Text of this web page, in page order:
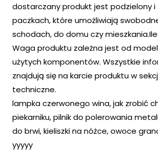
dostarczany produkt jest podzielony i
paczkach, które umożliwiają
schodach, do domu czy
Waga produktu zależna jest od
użytych komponentów. Wszystkie
znajdują się na karcie produktu w
techniczne.
lampka czerwonego wina, jak zrobić
piekarniku, pilnik do polerowania
do brwi, kieliszki na nóżce, owoce
yyyyy